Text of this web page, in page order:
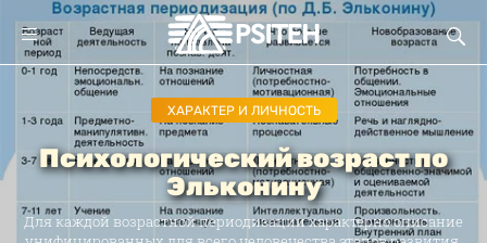
ХАРАКТЕР И ЛИЧНОСТЬ
Психологический возраст по
Эльконину
Для каждой возрастной периодизации характерно описание